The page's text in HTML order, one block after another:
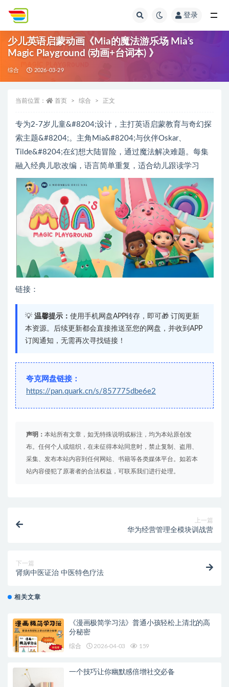
登录
少儿英语启蒙动画《Mia的魔法游乐场 Mia’s
Magic Playground (动画+台词本) 》
综合 2026-03-29
当前位置： 首页 综合 正文
专为2-7岁儿童&#8204;设计，主打英语启蒙教育与奇幻探
索主题&#8204;。主角Mia&#8204;与伙伴Oskar、
Tilde&#8204;在幻想大陆冒险，通过魔法解决难题。每集
融入经典儿歌改编，语言简单重复，适合幼儿跟读学习
链接：
💡 温馨提示： 使用手机网盘APP转存，即可🎁 订阅更新
本资源。后续更新都会直接推送至您的网盘，并收到APP
订阅通知，无需再次寻找链接！
夸克网盘链接：
https://pan.quark.cn/s/857775dbe6e2
声明： 本站所有文章，如无特殊说明或标注，均为本站原创发
布。任何个人或组织，在未征得本站同意时，禁止复制、盗用、
采集、发布本站内容到任何网站、书籍等各类媒体平台。如若本
站内容侵犯了原著者的合法权益，可联系我们进行处理。
上一篇
华为经营管理全模块训战营
下一篇
肾病中医证治 中医特色疗法
相关文章
《漫画极简学习法》普通小孩轻松上清北的高
分秘密
综合 2026-04-03 159
一个技巧让你幽默感倍增社交必备